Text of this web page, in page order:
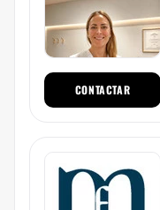
CONTACTAR